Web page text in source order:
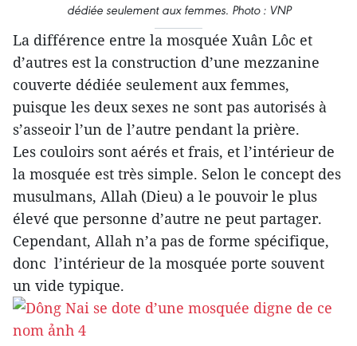
dédiée seulement aux femmes. Photo : VNP
La différence entre la mosquée Xuân Lôc et
d’autres est la construction d’une mezzanine
couverte dédiée seulement aux femmes,
puisque les deux sexes ne sont pas autorisés à
s’asseoir l’un de l’autre pendant la prière.
Les couloirs sont aérés et frais, et l’intérieur de
la mosquée est très simple. Selon le concept des
musulmans, Allah (Dieu) a le pouvoir le plus
élevé que personne d’autre ne peut partager.
Cependant, Allah n’a pas de forme spécifique,
donc l’intérieur de la mosquée porte souvent
un vide typique.